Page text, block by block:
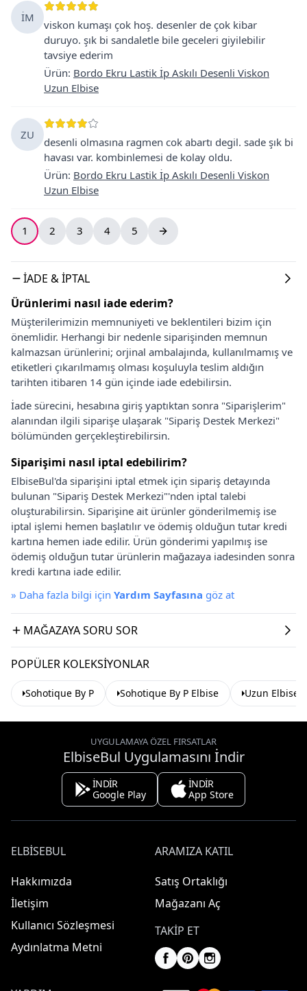
İM
viskon kumaşı çok hoş. desenler de çok kibar
duruyo. şık bi sandaletle bile geceleri giyilebilir
tavsiye ederim
Ürün: Bordo Ekru Lastik İp Askılı Desenli Viskon
Uzun Elbise
ZU
desenli olmasına ragmen cok abartı degil. sade şık bi
havası var. kombinlemesi de kolay oldu.
Ürün: Bordo Ekru Lastik İp Askılı Desenli Viskon
Uzun Elbise
1 2 3 4 5
İADE & İPTAL
Ürünlerimi nasıl iade ederim?
Müşterilerimizin memnuniyeti ve beklentileri bizim için
önemlidir. Herhangi bir nedenle siparişinden memnun
kalmazsan ürünlerini; orjinal ambalajında, kullanılmamış ve
etiketleri çıkarılmamış olması koşuluyla teslim aldığın
tarihten itibaren 14 gün içinde iade edebilirsin.
İade sürecini, hesabına giriş yaptıktan sonra "Siparişlerim"
alanından ilgili siparişe ulaşarak "Sipariş Destek Merkezi"
bölümünden gerçekleştirebilirsin.
Siparişimi nasıl iptal edebilirim?
ElbiseBul'da siparişini iptal etmek için sipariş detayında
bulunan "Sipariş Destek Merkezi"'nden iptal talebi
oluşturabilirsin. Siparişine ait ürünler gönderilmemiş ise
iptal işlemi hemen başlatılır ve ödemiş olduğun tutar kredi
kartına hemen iade edilir. Ürün gönderimi yapılmış ise
ödemiş olduğun tutar ürünlerin mağazaya iadesinden sonra
kredi kartına iade edilir.
» Daha fazla bilgi için Yardım Sayfasına göz at
MAĞAZAYA SORU SOR
POPÜLER KOLEKSIYONLAR
Sohotique By P Sohotique By P Elbise Uzun Elbise
UYGULAMAYA ÖZEL FIRSATLAR
ElbiseBul Uygulamasını İndir
İNDİR
Google Play
İNDİR
App Store
ELBISEBUL
Hakkımızda
İletişim
Kullanıcı Sözleşmesi
Aydınlatma Metni
ARAMIZA KATIL
Satış Ortaklığı
Mağazanı Aç
TAKIP ET